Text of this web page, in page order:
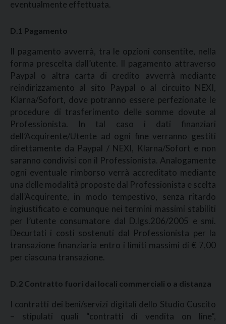
eventualmente effettuata.
D.1 Pagamento
Il pagamento avverrà, tra le opzioni consentite, nella
forma prescelta dall’utente. Il pagamento attraverso
Paypal o altra carta di credito avverrà mediante
reindirizzamento al sito Paypal o al circuito NEXI,
Klarna/Sofort, dove potranno essere perfezionate le
procedure di trasferimento delle somme dovute al
Professionista. In tal caso i dati finanziari
dell’Acquirente/Utente ad ogni fine verranno gestiti
direttamente da Paypal / NEXI, Klarna/Sofort e non
saranno condivisi con il Professionista. Analogamente
ogni eventuale rimborso verrà accreditato mediante
una delle modalità proposte dal Professionista e scelta
dall’Acquirente, in modo tempestivo, senza ritardo
ingiustificato e comunque nei termini massimi stabiliti
per l’utente consumatore dal D.lgs.206/2005 e smi.
Decurtati i costi sostenuti dal Professionista per la
transazione finanziaria entro i limiti massimi di € 7,00
per ciascuna transazione.
D.2 Contratto fuori dai locali commerciali o a distanza
I contratti dei beni/servizi digitali dello Studio Cuscito
– stipulati quali “contratti di vendita on line”,